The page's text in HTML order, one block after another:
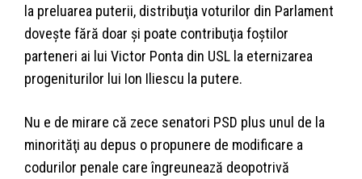
la preluarea puterii, distribuţia voturilor din Parlament
doveşte fără doar şi poate contribuţia foştilor
parteneri ai lui Victor Ponta din USL la eternizarea
progeniturilor lui Ion Iliescu la putere.
Nu e de mirare că zece senatori PSD plus unul de la
minorităţi au depus o propunere de modificare a
codurilor penale care îngreunează deopotrivă